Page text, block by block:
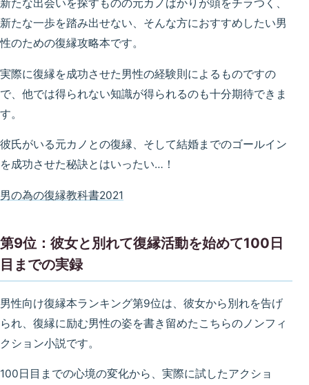
新たな出会いを探すものの元カノばかりが頭をチラつく、
新たな一歩を踏み出せない、そんな方におすすめしたい男
性のための復縁攻略本です。
実際に復縁を成功させた男性の経験則によるものですの
で、他では得られない知識が得られるのも十分期待できま
す。
彼氏がいる元カノとの復縁、そして結婚までのゴールイン
を成功させた秘訣とはいったい…！
男の為の復縁教科書2021
第9位：彼女と別れて復縁活動を始めて100日
目までの実録
男性向け復縁本ランキング第9位は、彼女から別れを告げ
られ、復縁に励む男性の姿を書き留めたこちらのノンフィ
クション小説です。
100日目までの心境の変化から、実際に試したアクショ